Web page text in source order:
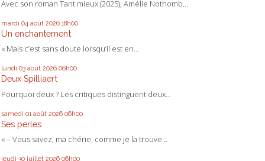
Avec son roman Tant mieux (2025), Amélie Nothomb...
mardi 04 août 2026 18h00
Un enchantement
« Mais c’est sans doute lorsqu’il est en...
lundi 03 août 2026 06h00
Deux Spilliaert
Pourquoi deux ? Les critiques distinguent deux...
samedi 01 août 2026 06h00
Ses perles
« – Vous savez, ma chérie, comme je la trouve...
jeudi 30 juillet 2026 06h00